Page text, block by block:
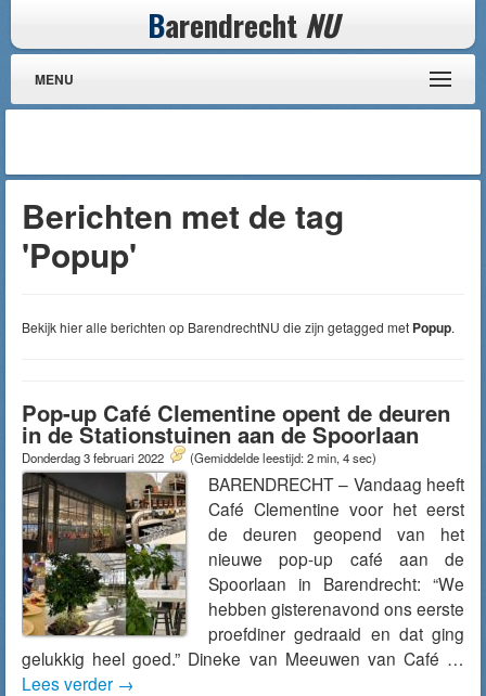
Barendrecht NU
MENU
Berichten met de tag
'Popup'
Bekijk hier alle berichten op BarendrechtNU die zijn getagged met Popup.
Pop-up Café Clementine opent de deuren
in de Stationstuinen aan de Spoorlaan
Donderdag 3 februari 2022 (Gemiddelde leestijd: 2 min, 4 sec)
BARENDRECHT – Vandaag heeft
Café Clementine voor het eerst
de deuren geopend van het
nieuwe pop-up café aan de
Spoorlaan in Barendrecht: “We
hebben gisterenavond ons eerste
proefdiner gedraaid en dat ging
gelukkig heel goed.” Dineke van Meeuwen van Café …
Lees verder →